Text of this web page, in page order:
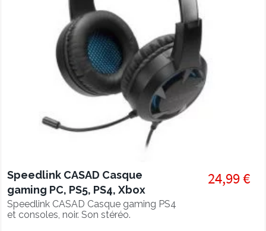
Speedlink CASAD Casque
gaming PC, PS5, PS4, Xbox
series et Switch
Speedlink CASAD Casque gaming PS4
et consoles, noir. Son stéréo.
24,99 €